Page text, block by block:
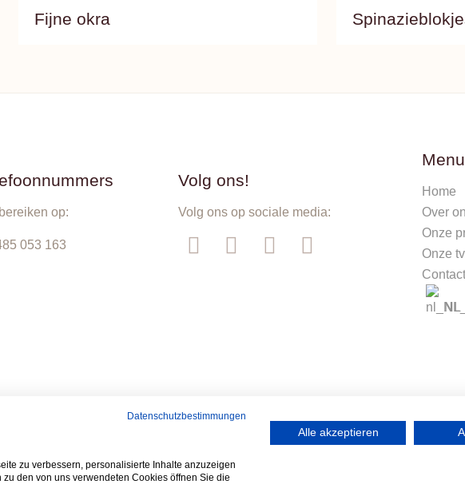
Fijne okra
op:
053 163
Volg ons!
Volg ons op sociale media:
Menu
Home
Over
Onze
Onze
Contact
NL
Datenschutzbestimmungen
zu verbessern, personalisierte Inhalte anzuzeigen
den von uns verwendeten Cookies öffnen Sie die
Alle akzeptieren